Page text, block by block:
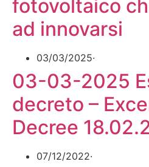
fotovoltaico
ad innovarsi
03/03/2025·
03-03-2025
decreto –
Decree
07/12/2022·